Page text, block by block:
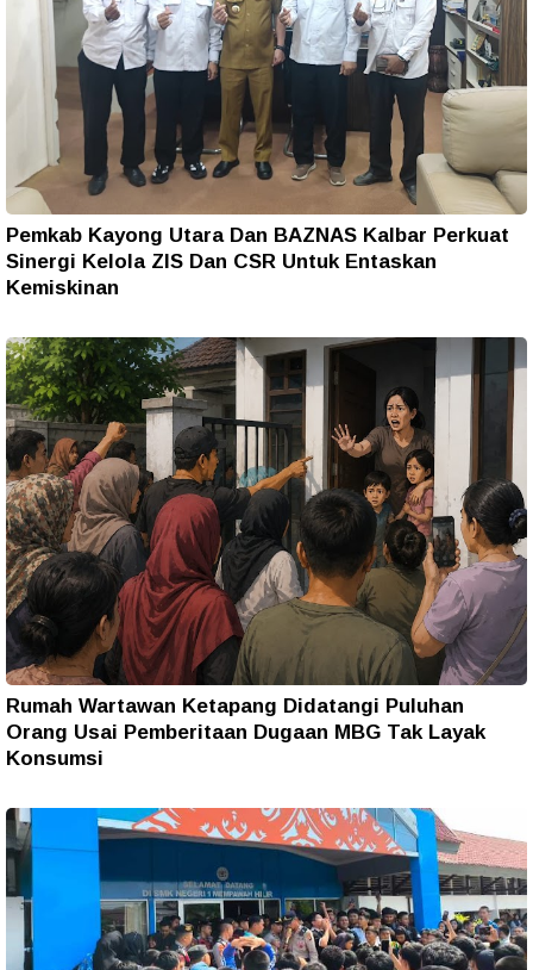
Pemkab Kayong Utara Dan BAZNAS Kalbar Perkuat
Sinergi Kelola ZIS Dan CSR Untuk Entaskan
Kemiskinan
Rumah Wartawan Ketapang Didatangi Puluhan
Orang Usai Pemberitaan Dugaan MBG Tak Layak
Konsumsi